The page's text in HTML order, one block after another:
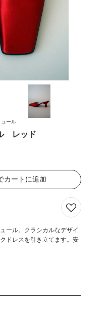
ール
レッド
カートに追加
ール。クラシカルなデザイ
ドレスを引き立てます。安